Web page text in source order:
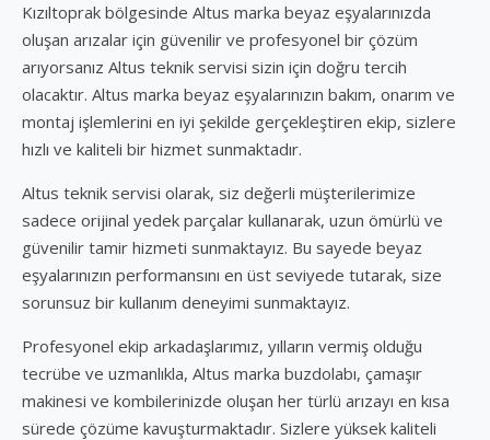
Kızıltoprak bölgesinde Altus marka beyaz eşyalarınızda
oluşan arızalar için güvenilir ve profesyonel bir çözüm
arıyorsanız Altus teknik servisi sizin için doğru tercih
olacaktır. Altus marka beyaz eşyalarınızın bakım, onarım ve
montaj işlemlerini en iyi şekilde gerçekleştiren ekip, sizlere
hızlı ve kaliteli bir hizmet sunmaktadır.
Altus teknik servisi olarak, siz değerli müşterilerimize
sadece orijinal yedek parçalar kullanarak, uzun ömürlü ve
güvenilir tamir hizmeti sunmaktayız. Bu sayede beyaz
eşyalarınızın performansını en üst seviyede tutarak, size
sorunsuz bir kullanım deneyimi sunmaktayız.
Profesyonel ekip arkadaşlarımız, yılların vermiş olduğu
tecrübe ve uzmanlıkla, Altus marka buzdolabı, çamaşır
makinesi ve kombilerinizde oluşan her türlü arızayı en kısa
sürede çözüme kavuşturmaktadır. Sizlere yüksek kaliteli